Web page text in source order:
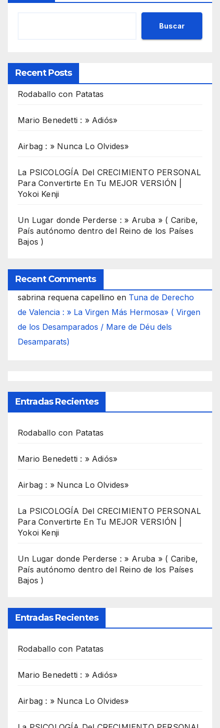
Buscar
Recent Posts
Rodaballo con Patatas
Mario Benedetti : » Adiós»
Airbag : » Nunca Lo Olvides»
La PSICOLOGÍA Del CRECIMIENTO PERSONAL
Para Convertirte En Tu MEJOR VERSIÓN |
Yokoi Kenji
Un Lugar donde Perderse : » Aruba » ( Caribe,
País autónomo dentro del Reino de los Países
Bajos )
Recent Comments
sabrina requena capellino en Tuna de Derecho
de Valencia : » La Virgen Más Hermosa» ( Virgen
de los Desamparados / Mare de Déu dels
Desamparats)
Entradas Recientes
Rodaballo con Patatas
Mario Benedetti : » Adiós»
Airbag : » Nunca Lo Olvides»
La PSICOLOGÍA Del CRECIMIENTO PERSONAL
Para Convertirte En Tu MEJOR VERSIÓN |
Yokoi Kenji
Un Lugar donde Perderse : » Aruba » ( Caribe,
País autónomo dentro del Reino de los Países
Bajos )
Entradas Recientes
Rodaballo con Patatas
Mario Benedetti : » Adiós»
Airbag : » Nunca Lo Olvides»